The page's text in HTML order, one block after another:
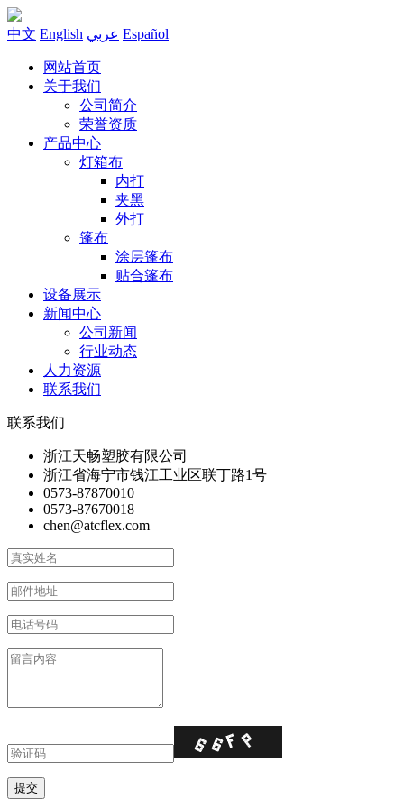
中文 English عربي Español
网站首页
关于我们
公司简介
荣誉资质
产品中心
灯箱布
内打
夹黑
外打
篷布
涂层篷布
贴合篷布
设备展示
新闻中心
公司新闻
行业动态
人力资源
联系我们
联系我们
浙江天畅塑胶有限公司
浙江省海宁市钱江工业区联丁路1号
0573-87870010
0573-87670018
chen@atcflex.com